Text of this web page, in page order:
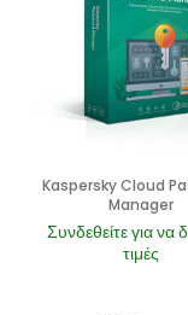
Kaspersky Cloud
Manager
Συνδεθείτε για να
τιμές